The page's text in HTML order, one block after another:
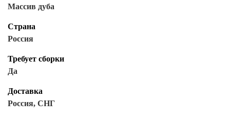
Массив дуба
Страна
Россия
Требует сборки
Да
Доставка
Россия, СНГ